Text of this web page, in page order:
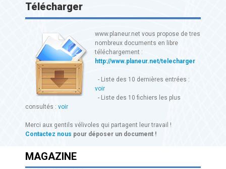
Télécharger
www.planeur.net vous propose de tres
nombreux documents en libre
téléchargement :
http://www.planeur.net/telecharger
- Liste des 10 dernières entrées :
voir
- Liste des 10 fichiers les plus
consultés : voir
Merci aux gentils vélivoles qui partagent leur travail !
Contactez nous pour déposer un document !
MAGAZINE